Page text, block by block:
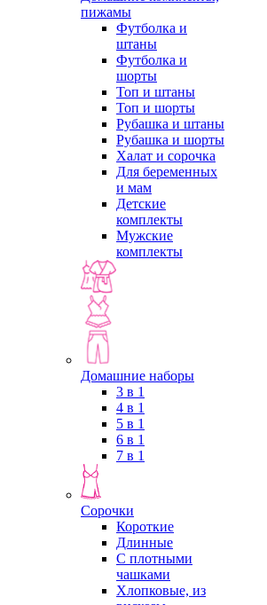
пижамы
Футболка и
штаны
Футболка и
шорты
Топ и штаны
Топ и шорты
Рубашка и штаны
Рубашка и шорты
Халат и сорочка
Для беременных
и мам
Детские
комплекты
Мужские
комплекты
Домашние наборы
3 в 1
4 в 1
5 в 1
6 в 1
7 в 1
Сорочки
Короткие
Длинные
С плотными
чашками
Хлопковые, из